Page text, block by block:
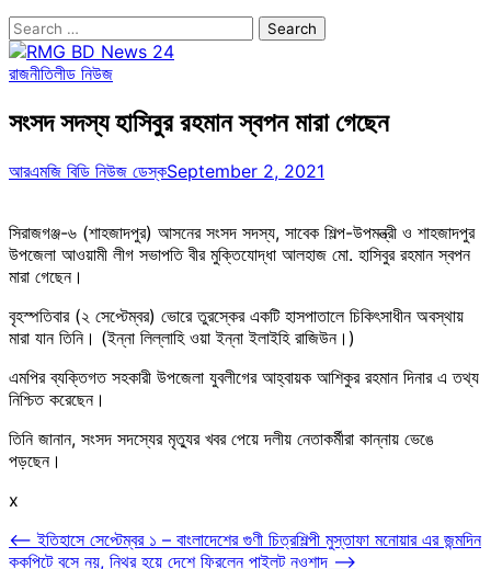
Search
for:
রাজনীতিলীড নিউজ
সংসদ সদস্য হাসিবুর রহমান স্বপন মারা গেছেন
আরএমজি বিডি নিউজ ডেস্কSeptember 2, 2021
সিরাজগঞ্জ-৬ (শাহজাদপুর) আসনের সংসদ সদস্য, সাবেক শিল্প-উপমন্ত্রী ও শাহজাদপুর
উপজেলা আওয়ামী লীগ সভাপতি বীর মুক্তিযোদ্ধা আলহাজ মো. হাসিবুর রহমান স্বপন
মারা গেছেন।
বৃহস্পতিবার (২ সেপ্টেম্বর) ভোরে তুরস্কের একটি হাসপাতালে চিকিৎসাধীন অবস্থায়
মারা যান তিনি। (ইন্না লিল্লাহি ওয়া ইন্না ইলাইহি রাজিউন।)
এমপির ব্যক্তিগত সহকারী উপজেলা যুবলীগের আহ্বায়ক আশিকুর রহমান দিনার এ তথ্য
নিশ্চিত করেছেন।
তিনি জানান, সংসদ সদস্যের মৃত্যুর খবর পেয়ে দলীয় নেতাকর্মীরা কান্নায় ভেঙে
পড়ছেন।
x
Post
⟵ ইতিহাসে সেপ্টেম্বর ১ – বাংলাদেশের গুণী চিত্রশিল্পী মুস্তাফা মনোয়ার এর জন্মদিন
ককপিটে বসে নয়, নিথর হয়ে দেশে ফিরলেন পাইলট নওশাদ ⟶